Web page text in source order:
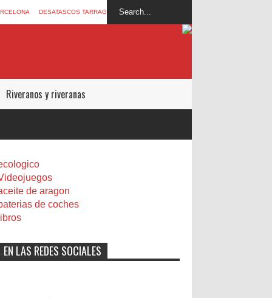
DESATASCOS TARRAGONA
Riveranos y riveranas
de aragon
de coches
libros
EN LAS REDES SOCIALES